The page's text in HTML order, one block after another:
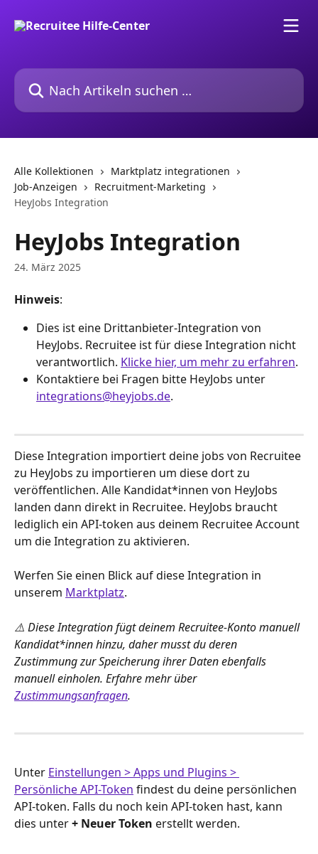
Nach Artikeln suchen …
Alle Kollektionen
Marktplatz integrationen
Job-Anzeigen
Recruitment-Marketing
HeyJobs Integration
HeyJobs Integration
24. März 2025
Hinweis:
Dies ist eine Drittanbieter-Integration von
HeyJobs. Recruitee ist für diese Integration nicht
verantwortlich. Klicke hier, um mehr zu erfahren.
Kontaktiere bei Fragen bitte HeyJobs unter
integrations@heyjobs.de.
Diese Integration importiert deine jobs von Recruitee
zu HeyJobs zu importieren um diese dort zu
veröffentlichen. Alle Kandidat*innen von HeyJobs
landen dann direkt in Recruitee. HeyJobs braucht
lediglich ein API-token aus deinem Recruitee Account
um die Integration zu aktivieren.
Werfen Sie einen Blick auf diese Integration in
unserem Marktplatz.
⚠️ Diese Integration fügt deinem Recruitee-Konto manuell
Kandidat*innen hinzu, daher musst du deren
Zustimmung zur Speicherung ihrer Daten ebenfalls
manuell einholen. Erfahre mehr über
Zustimmungsanfragen.
Unter Einstellungen > Apps und Plugins >
Persönliche API-Token findest du deine persönlichen
API-token. Falls du noch kein API-token hast, kann
dies unter + Neuer Token erstellt werden.